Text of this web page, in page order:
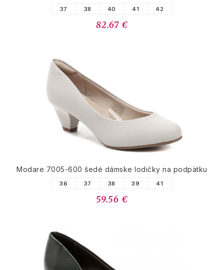
37 38 40 41 42
82.67 €
Modare 7005-600 šedé dámske lodičky na podpätku
36 37 38 39 41
59.56 €